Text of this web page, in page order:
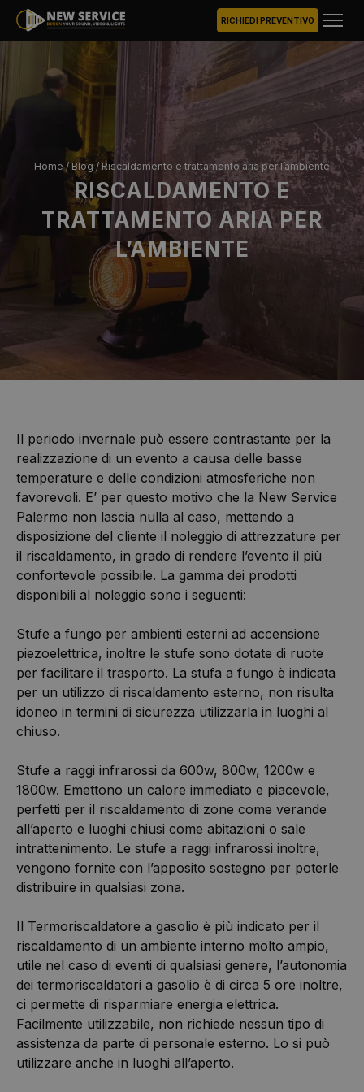
RICHIEDI PREVENTIVO
Home/Blog /Riscaldamento e trattamento aria per l’ambiente
RISCALDAMENTO E
TRATTAMENTO ARIA PER
L’AMBIENTE
Il periodo invernale può essere contrastante per la
realizzazione di un evento a causa delle basse
temperature e delle condizioni atmosferiche non
favorevoli. E’ per questo motivo che la New Service
Palermo non lascia nulla al caso, mettendo a
disposizione del cliente il noleggio di attrezzature per
il riscaldamento, in grado di rendere l’evento il più
confortevole possibile. La gamma dei prodotti
disponibili al noleggio sono i seguenti:
Stufe a fungo per ambienti esterni ad accensione
piezoelettrica, inoltre le stufe sono dotate di ruote
per facilitare il trasporto. La stufa a fungo è indicata
per un utilizzo di riscaldamento esterno, non risulta
idoneo in termini di sicurezza utilizzarla in luoghi al
chiuso.
Stufe a raggi infrarossi da 600w, 800w, 1200w e
1800w. Emettono un calore immediato e piacevole,
perfetti per il riscaldamento di zone come verande
all’aperto e luoghi chiusi come abitazioni o sale
intrattenimento. Le stufe a raggi infrarossi inoltre,
vengono fornite con l’apposito sostegno per poterle
distribuire in qualsiasi zona.
Il Termoriscaldatore a gasolio è più indicato per il
riscaldamento di un ambiente interno molto ampio,
utile nel caso di eventi di qualsiasi genere, l’autonomia
dei termoriscaldatori a gasolio è di circa 5 ore inoltre,
ci permette di risparmiare energia elettrica.
Facilmente utilizzabile, non richiede nessun tipo di
assistenza da parte di personale esterno. Lo si può
utilizzare anche in luoghi all’aperto.